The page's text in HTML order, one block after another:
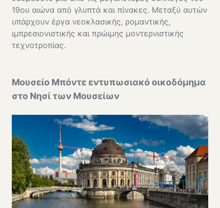
19ου αιώνα από γλυπτά και πίνακες. Μεταξύ αυτών
υπάρχουν έργα νεοκλασικής, ρομαντικής,
ιμπρεσιονιστικής και πρώιμης μοντερνιστικής
τεχνοτροπίας.
Μουσείο Μπόντε εντυπωσιακό οικοδόμημα
στο Νησί των Μουσείων